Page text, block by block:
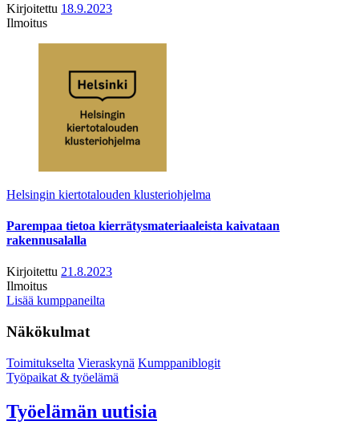
Kirjoitettu 18.9.2023
Ilmoitus
Helsingin kiertotalouden klusteriohjelma
Parempaa tietoa kierrätysmateriaaleista kaivataan
rakennusalalla
Kirjoitettu 21.8.2023
Ilmoitus
Lisää kumppaneilta
Näkökulmat
Toimitukselta Vieraskynä Kumppaniblogit
Työpaikat & työelämä
Työelämän uutisia